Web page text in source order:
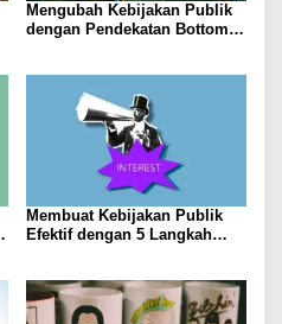
Mengubah Kebijakan Publik
dengan Pendekatan Bottom-
Membuat Kebijakan Publik
Efektif dengan 5 Langkah